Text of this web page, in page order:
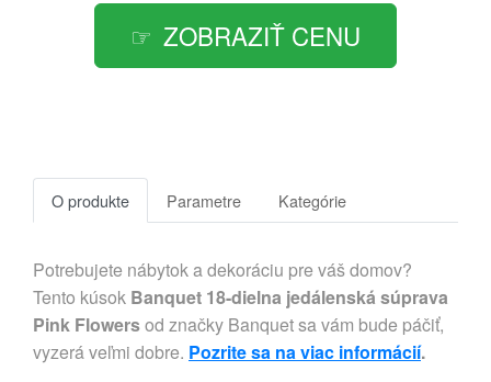
ZOBRAZIŤ CENU
O produkte Parametre Kategórie
Potrebujete nábytok a dekoráciu pre váš domov?
Tento kúsok Banquet 18-dielna jedálenská súprava
Pink Flowersod značky Banquet sa vám bude páčiť,
vyzerá veľmi dobre. Pozrite sa na viac informácií.